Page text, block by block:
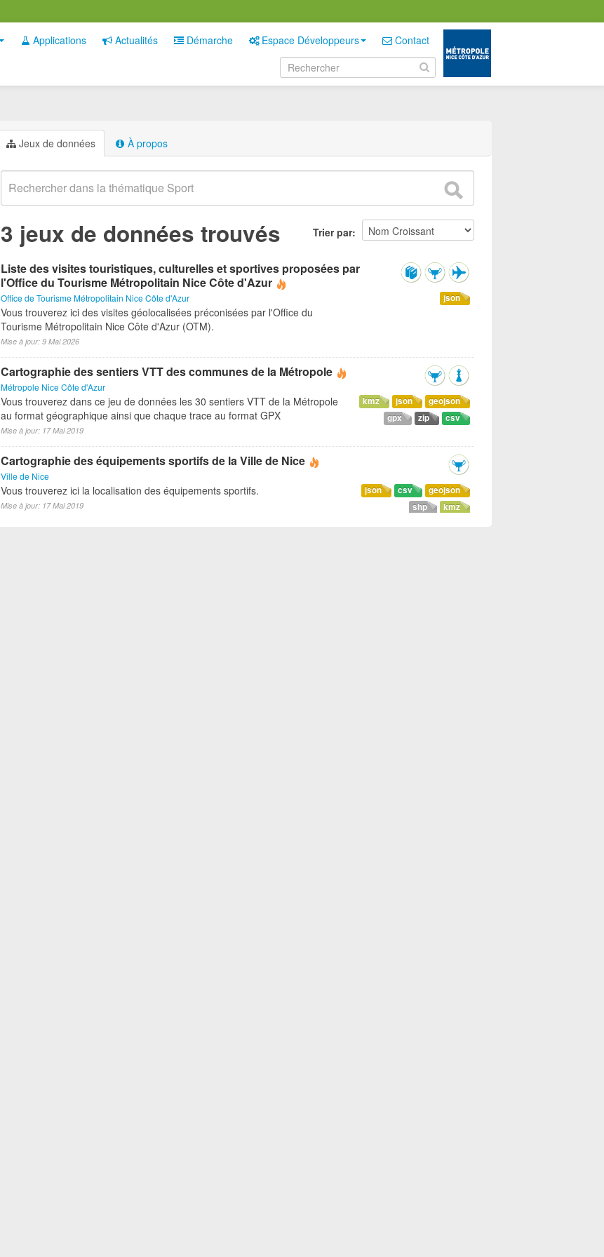
Applications Actualités Démarche Espace Développeurs Contact
Jeux de données À propos
Trier par
3 jeux de données trouvés
Liste des visites touristiques, culturelles et sportives proposées par
l'Office du Tourisme Métropolitain Nice Côte d'Azur
Office de Tourisme Métropolitain Nice Côte d'Azur json
Vous trouverez ici des visites géolocalisées préconisées par l'Office du
Tourisme Métropolitain Nice Côte d'Azur (OTM).
Mise à jour: 9 Mai 2026
Cartographie des sentiers VTT des communes de la Métropole
Métropole Nice Côte d'Azur
geojson
json
kmz
csv
zip
gpx
Vous trouverez dans ce jeu de données les 30 sentiers VTT de la Métropole
au format géographique ainsi que chaque trace au format GPX
Mise à jour: 17 Mai 2019
Cartographie des équipements sportifs de la Ville de Nice
Ville de Nice
geojson
csv
json
kmz
shp
Vous trouverez ici la localisation des équipements sportifs.
Mise à jour: 17 Mai 2019